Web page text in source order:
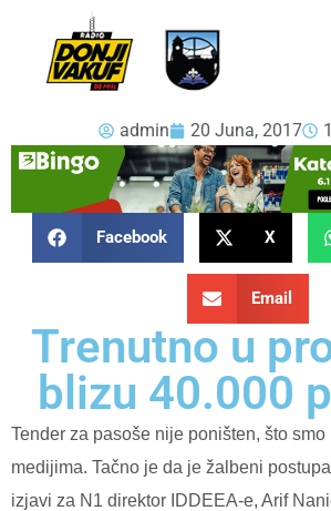
admin 20 Juna, 2017
Facebook X
Email
Trenutno u
blizu 40.000
Tender za pasoše nije poništen, što
medijima. Tačno je da je žalbeni
izjavi za N1 direktor IDDEEA-e, Arif